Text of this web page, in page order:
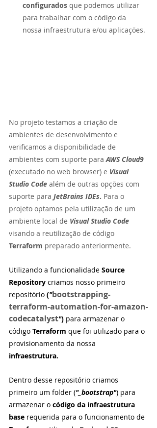
configurados que podemos utilizar
para trabalhar com o código da
nossa infraestrutura e/ou aplicações.
No projeto testamos a criação de
ambientes de desenvolvimento e
verificamos a disponibilidade de
ambientes com suporte para AWS Cloud9
(executado no web browser) e Visual
Studio Code além de outras opções com
suporte para JetBrains IDEs. Para o
projeto optamos pela utilização de um
ambiente local de Visual Studio Code
visando a reutilização de código
Terraform preparado anteriormente.
Utilizando a funcionalidade Source
Repository criamos nosso primeiro
repositório ("bootstrapping-
terraform-automation-for-amazon-
codecatalyst") para armazenar o
código Terraform que foi utilizado para o
provisionamento da nossa
infraestrutura.
Dentro desse repositório criamos
primeiro um folder ("_bootstrap") para
armazenar o código da infraestrutura
base requerida para o funcionamento de